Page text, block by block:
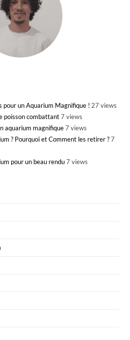
pour un Aquarium Magnifique ! 27 views
poisson combattant 7 views
aquarium magnifique 7 views
? Pourquoi et Comment les retirer ? 7
pour un beau rendu 7 views